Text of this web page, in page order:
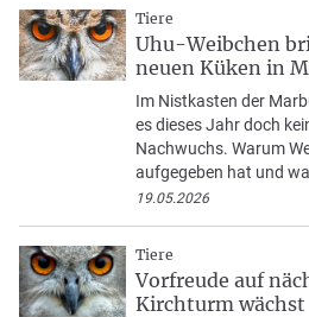
Tiere
Uhu-Weibchen
neuen Küken in
Im Nistkasten der
es dieses Jahr doch
Nachwuchs. Warum
aufgegeben hat und
19.05.2026
Tiere
Vorfreude auf
Kirchturm wächst